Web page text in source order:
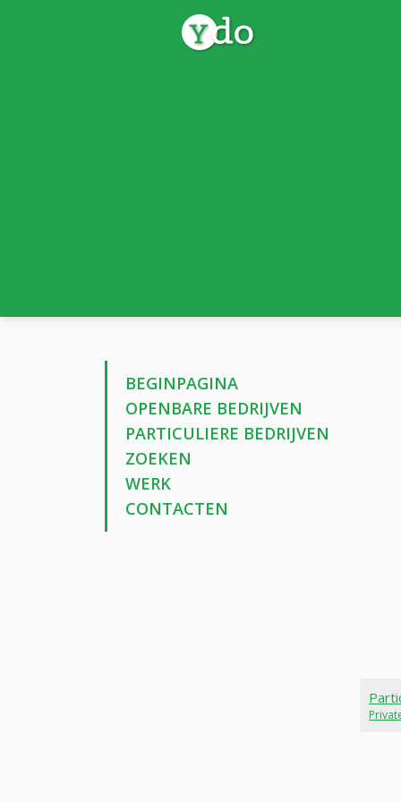
BEGINPAGINA
OPENBARE BEDRIJVEN
PARTICULIERE BEDRIJVEN
ZOEKEN
WERK
CONTACTEN